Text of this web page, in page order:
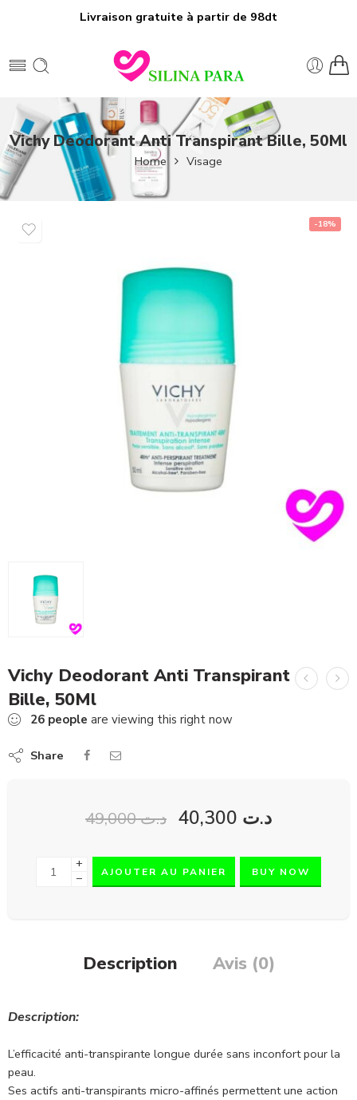
Livraison gratuite à partir de 98dt
Vichy Deodorant Anti Transpirant Bille, 50Ml
Home Visage
-18%
Vichy Deodorant Anti Transpirant
Bille, 50Ml
26 people are viewing this right now
Share
د.ت49,000 د.ت
+
−
AJOUTER AU PANIER BUY NOW
Description Avis (0)
Description:
L’efficacité anti-transpirante longue durée sans inconfort pour la
peau.
Ses actifs anti-transpirants micro-affinés permettent une action